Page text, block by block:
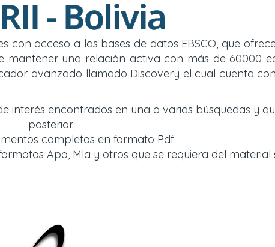
con acceso a las bases de datos EBSCO, que
mantener una relación activa con más de 60000
avanzado llamado Discovery el cual cuenta
interés encontrados en una o varias búsquedas y
posterior.
completos en formato Pdf.
Apa, Mla y otros que se requiera del material